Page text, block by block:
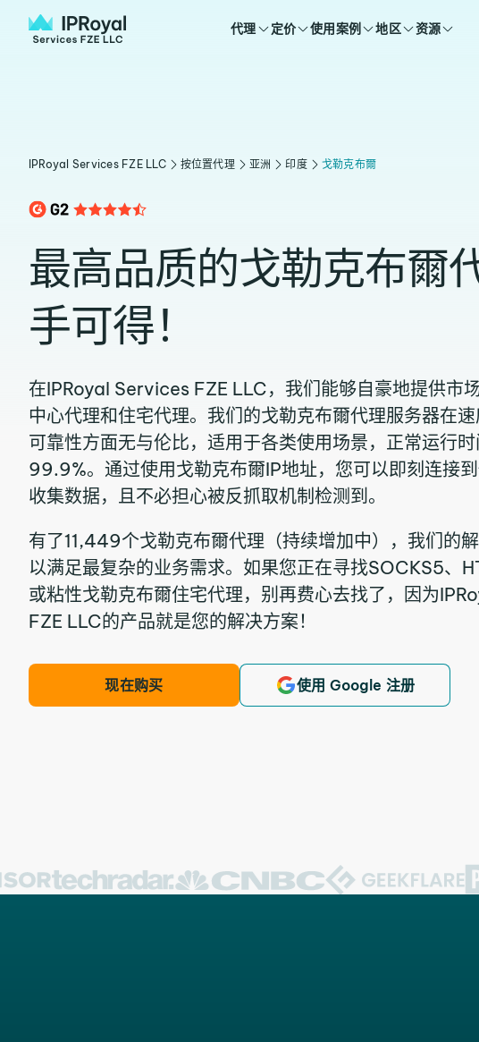
代理 定价 使用案例 地区 资源
IPRoyal Services FZE LLC 按位置代理 亚洲 印度 戈勒克布爾
最高品质的戈勒克布爾
手可得！
在IPRoyal Services FZE LLC，我们能够自豪地提供市
中心代理和住宅代理。我们的戈勒克布爾代理服务器在
可靠性方面无与伦比，适用于各类使用场景，正常运行
99.9%。通过使用戈勒克布爾IP地址，您可以即刻连接
收集数据，且不必担心被反抓取机制检测到。
有了11,449个戈勒克布爾代理（持续增加中），我们的
以满足最复杂的业务需求。如果您正在寻找SOCKS5、
或粘性戈勒克布爾住宅代理，别再费心去找了，因为
FZE LLC的产品就是您的解决方案！
现在购买 使用 Google 注册